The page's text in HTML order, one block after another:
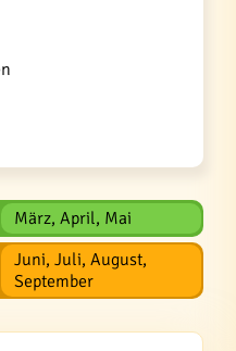
März, April, Mai
Juni, Juli, August,
September